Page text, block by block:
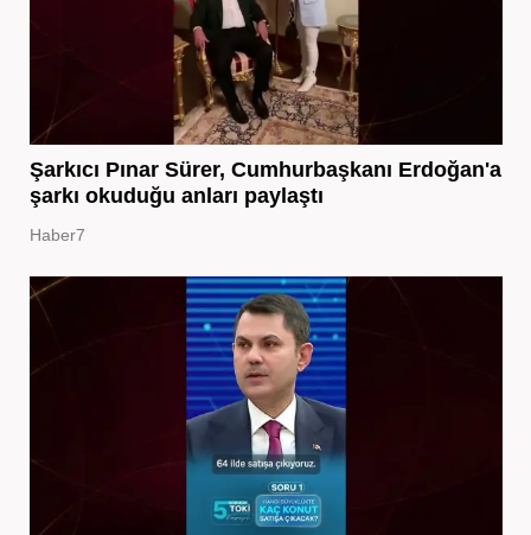
Şarkıcı Pınar Sürer, Cumhurbaşkanı Erdoğan'a
şarkı okuduğu anları paylaştı
Haber7